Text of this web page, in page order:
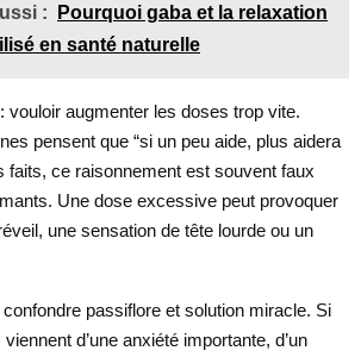
:
Pourquoi gaba et la relaxation
en santé naturelle
vouloir augmenter les doses trop vite.
pensent que “si un peu aide, plus aidera
faits, ce raisonnement est souvent faux
Une dose excessive peut provoquer
une sensation de tête lourde ou un
passiflore et solution miracle. Si
d’une anxiété importante, d’un